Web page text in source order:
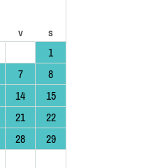
v s
1
7
8
14
15
21
22
28
29